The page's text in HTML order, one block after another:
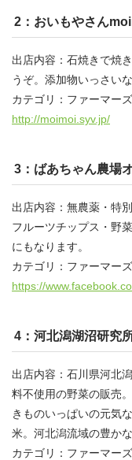
2：おいもやさん
出店内容：石焼きで焼
うぞ。添加物いっさい
カテゴリ：ファーマーズ
http://moimoi.syv.jp/
3：ばあちゃん農場
出店内容：無農薬・特
フルーツチップス・野
にもなります。
カテゴリ：ファーマーズ
https://
4：河北潟湖沼研究
出店内容：石川県河北
料不使用の野菜の販売
きものいっぱいの元気
米。河北潟流域の豊か
カテゴリ：ファーマーズ